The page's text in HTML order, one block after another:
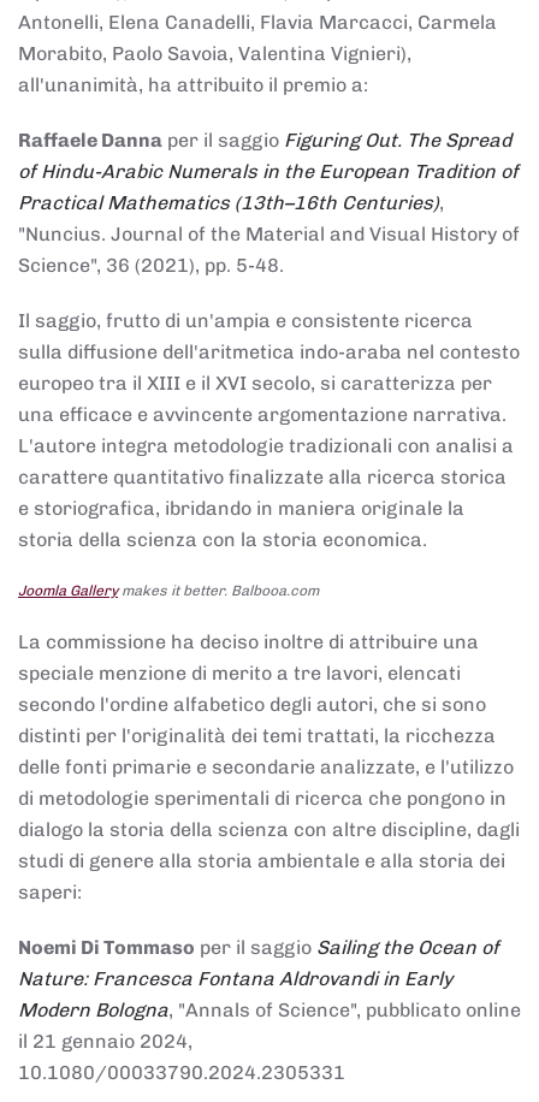
Antonelli, Elena Canadelli, Flavia Marcacci, Carmela
Morabito, Paolo Savoia, Valentina Vignieri),
all'unanimità, ha attribuito il premio a:
Raffaele Danna per il saggio Figuring Out. The Spread
of Hindu-Arabic Numerals in the European Tradition of
Practical Mathematics (13th–16th Centuries),
"Nuncius. Journal of the Material and Visual History of
Science", 36 (2021), pp. 5-48.
Il saggio, frutto di un'ampia e consistente ricerca
sulla diffusione dell'aritmetica indo-araba nel contesto
europeo tra il XIII e il XVI secolo, si caratterizza per
una efficace e avvincente argomentazione narrativa.
L'autore integra metodologie tradizionali con analisi a
carattere quantitativo finalizzate alla ricerca storica
e storiografica, ibridando in maniera originale la
storia della scienza con la storia economica.
Joomla Gallerymakes it better. Balbooa.com
La commissione ha deciso inoltre di attribuire una
speciale menzione di merito a tre lavori, elencati
secondo l'ordine alfabetico degli autori, che si sono
distinti per l'originalità dei temi trattati, la ricchezza
delle fonti primarie e secondarie analizzate, e l'utilizzo
di metodologie sperimentali di ricerca che pongono in
dialogo la storia della scienza con altre discipline, dagli
studi di genere alla storia ambientale e alla storia dei
saperi:
Noemi Di Tommaso per il saggio Sailing the Ocean of
Nature: Francesca Fontana Aldrovandi in Early
Modern Bologna, "Annals of Science", pubblicato online
il 21 gennaio 2024,
10.1080/00033790.2024.2305331